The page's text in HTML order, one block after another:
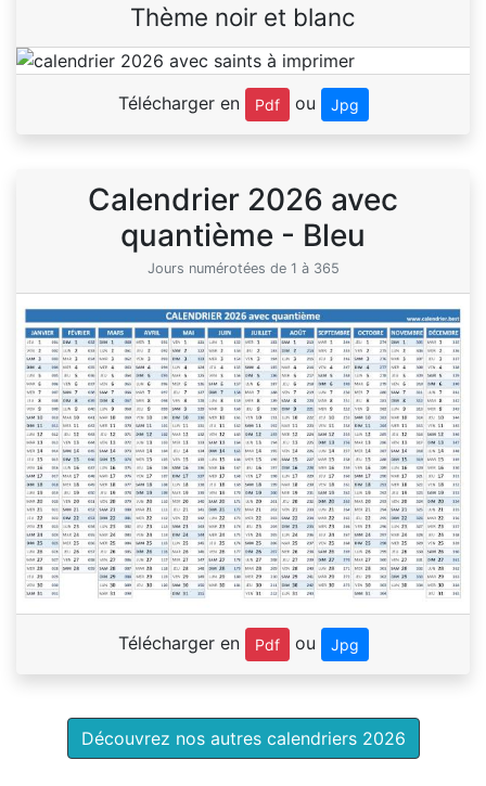
Thème noir et blanc
Télécharger en Pdf ou Jpg
Calendrier 2026 avec
quantième - Bleu
Jours numérotées de 1 à 365
Télécharger en Pdf ou Jpg
Découvrez nos autres calendriers 2026